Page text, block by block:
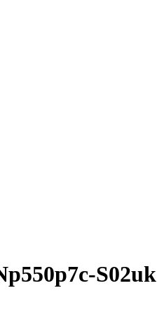
S02uk